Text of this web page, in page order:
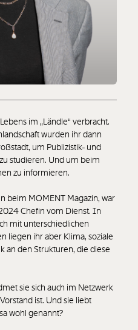
im „Ländle“ verbracht.
wurden ihr dann
um Publizistik- und
studieren. Und um beim
zu informieren.
beim MOMENT Magazin, war
Chefin vom Dienst. In
mit unterschiedlichen
liegen ihr aber Klima, soziale
an den Strukturen, die diese
sie sich auch im Netzwerk
ist. Und sie liebt
wohl genannt?